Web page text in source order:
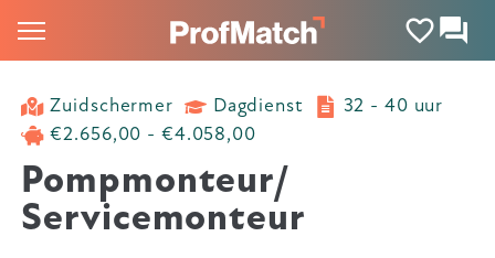
Zuidschermer Dagdienst
32 - 40 uur
€2.656,00 - €4.058,00
Pompmonteur/
Servicemonteur